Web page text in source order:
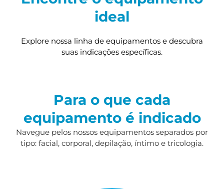
ideal
Explore nossa linha de equipamentos e descubra
suas indicações específicas.
Para o que cada
equipamento é indicado
Navegue pelos nossos equipamentos separados por
tipo: facial, corporal, depilação, íntimo e tricologia.